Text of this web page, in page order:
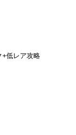
+低レア攻略